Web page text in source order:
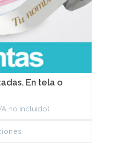
En tela o
no incluido)